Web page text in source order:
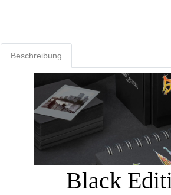
Beschreibung
Black